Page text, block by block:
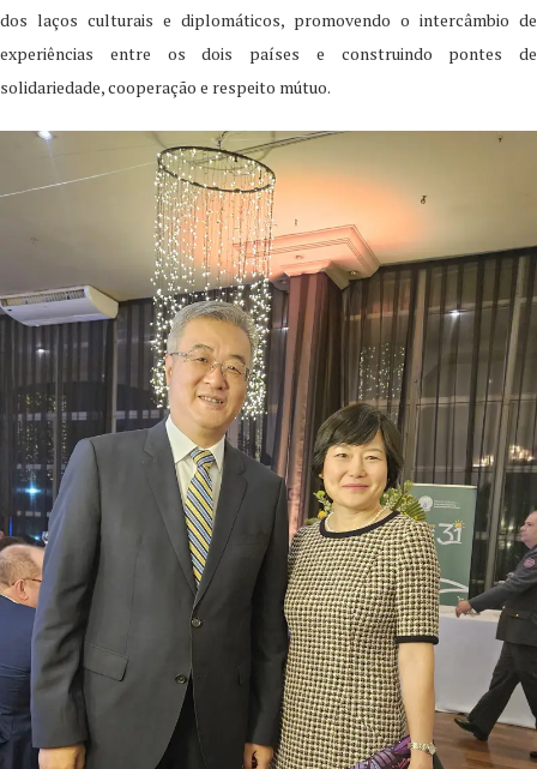
dos laços culturais e diplomáticos, promovendo o intercâmbio de
experiências entre os dois países e construindo pontes de
solidariedade, cooperação e respeito mútuo.